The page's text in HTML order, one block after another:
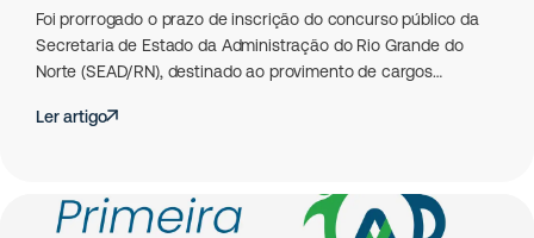
Foi prorrogado o prazo de inscrição do concurso público da
Secretaria de Estado da Administração do Rio Grande do
Norte (SEAD/RN), destinado ao provimento de cargos…
Ler artigo